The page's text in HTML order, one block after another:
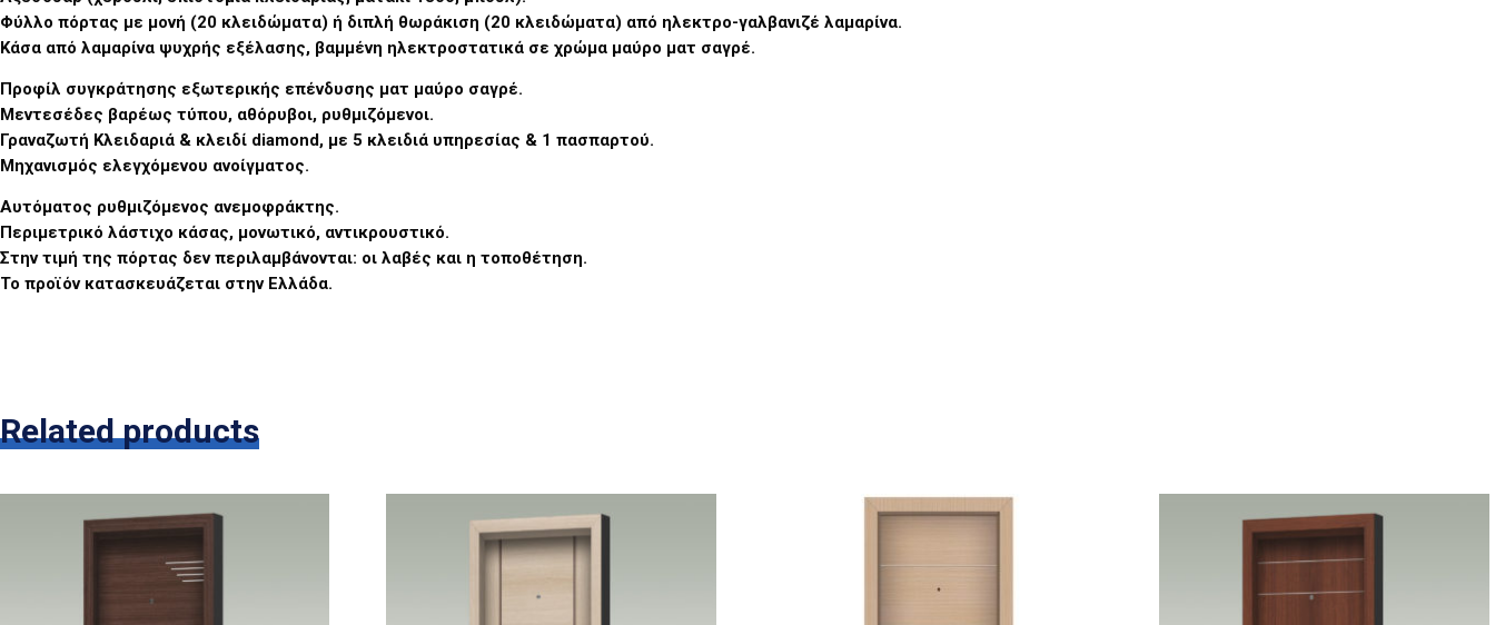
Φύλλο πόρτας με μονή (20 κλειδώματα) ή διπλή θωράκιση (20 κλειδώματα) από ηλεκτρο-γαλβανιζέ λαμαρίνα.
Κάσα από λαμαρίνα ψυχρής εξέλασης, βαμμένη ηλεκτροστατικά σε χρώμα μαύρο ματ σαγρέ.
Προφίλ συγκράτησης εξωτερικής επένδυσης ματ μαύρο σαγρέ.
Μεντεσέδες βαρέως τύπου, αθόρυβοι, ρυθμιζόμενοι.
Γραναζωτή Κλειδαριά & κλειδί diamond, με 5 κλειδιά υπηρεσίας & 1 πασπαρτού.
Μηχανισμός ελεγχόμενου ανοίγματος.
Αυτόματος ρυθμιζόμενος ανεμοφράκτης.
Περιμετρικό λάστιχο κάσας, μονωτικό, αντικρουστικό.
Στην τιμή της πόρτας δεν περιλαμβάνονται: οι λαβές και η τοποθέτηση.
Το προϊόν κατασκευάζεται στην Ελλάδα.
Related products